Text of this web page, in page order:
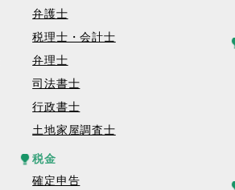
弁護士
税理士・会計士
弁理士
司法書士
行政書士
土地家屋調査士
税金
確定申告